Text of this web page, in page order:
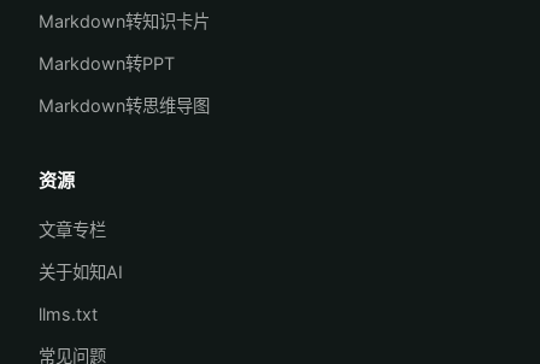
Markdown转知识卡片
Markdown转PPT
Markdown转思维导图
资源
文章专栏
关于如知AI
llms.txt
常见问题